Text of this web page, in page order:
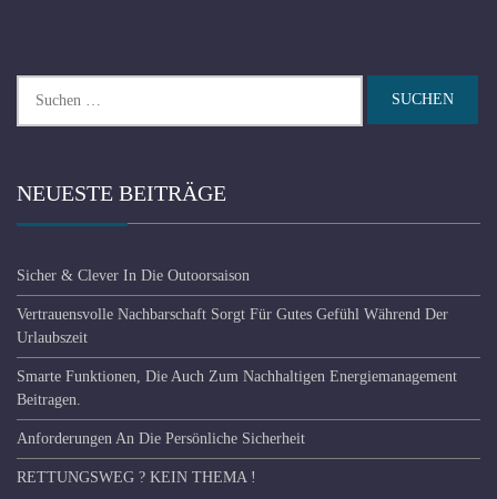
nach:
NEUESTE BEITRÄGE
Sicher & Clever In Die Outoorsaison
Vertrauensvolle Nachbarschaft Sorgt Für Gutes Gefühl Während Der
Urlaubszeit
Smarte Funktionen, Die Auch Zum Nachhaltigen Energiemanagement
Beitragen.
Anforderungen An Die Persönliche Sicherheit
RETTUNGSWEG ? KEIN THEMA !